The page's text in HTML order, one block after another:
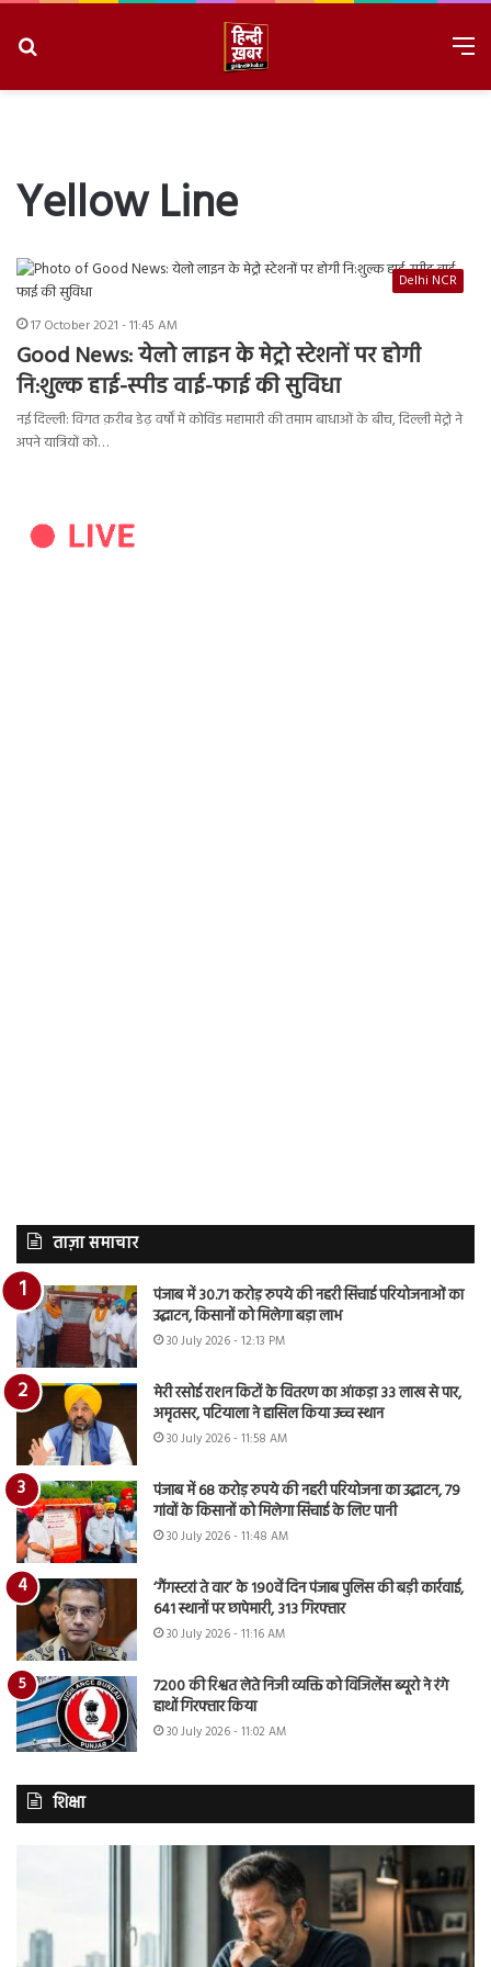
Yellow Line
Delhi NCR
17 October 2021 - 11:45 AM
Good News: येलो लाइन के मेट्रो स्टेशनों पर होगी
नि:शुल्क हाई-स्पीड वाई-फाई की सुविधा
नई दिल्ली: विगत क़रीब डेढ़ वर्षों में कोविड महामारी की तमाम बाधाओं के बीच, दिल्ली मेट्रो ने
अपने यात्रियों को…
ताज़ा समाचार
पंजाब में 30.71 करोड़ रुपये की नहरी सिंचाई परियोजनाओं का
उद्घाटन, किसानों को मिलेगा बड़ा लाभ
30 July 2026 - 12:13 PM
मेरी रसोई राशन किटों के वितरण का आंकड़ा 33 लाख से पार,
अमृतसर, पटियाला ने हासिल किया उच्च स्थान
30 July 2026 - 11:58 AM
पंजाब में 68 करोड़ रुपये की नहरी परियोजना का उद्घाटन, 79
गांवों के किसानों को मिलेगा सिंचाई के लिए पानी
30 July 2026 - 11:48 AM
‘गैंगस्टरां ते वार’ के 190वें दिन पंजाब पुलिस की बड़ी कार्रवाई,
641 स्थानों पर छापेमारी, 313 गिरफ्तार
30 July 2026 - 11:16 AM
7200 की रिश्वत लेते निजी व्यक्ति को विजिलेंस ब्यूरो ने रंगे
हाथों गिरफ्तार किया
30 July 2026 - 11:02 AM
शिक्षा